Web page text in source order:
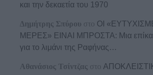
και την δεκαετία του 1970
Δημήτρης Σπύρου στο ΟΙ
ΜΕΡΕΣ» ΕΙΝΑΙ ΜΠΡΟΣΤΑ: Μια
για το λιμάνι της Ραφήνας…
Αθανάσιος Τσίντζας στο